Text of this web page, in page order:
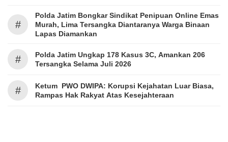
#
Polda Jatim Bongkar Sindikat Penipuan Online Emas
Murah, Lima Tersangka Diantaranya Warga Binaan
Lapas Diamankan
#
Polda Jatim Ungkap 178 Kasus 3C, Amankan 206
Tersangka Selama Juli 2026
#
Ketum PWO DWIPA: Korupsi Kejahatan Luar Biasa,
Rampas Hak Rakyat Atas Kesejahteraan